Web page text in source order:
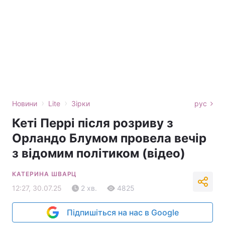
Новини › Lite › Зірки рус
Кеті Перрі після розриву з
Орландо Блумом провела вечір
з відомим політиком (відео)
КАТЕРИНА ШВАРЦ
12:27, 30.07.25 2 хв. 4825
Підпишіться на нас в Google